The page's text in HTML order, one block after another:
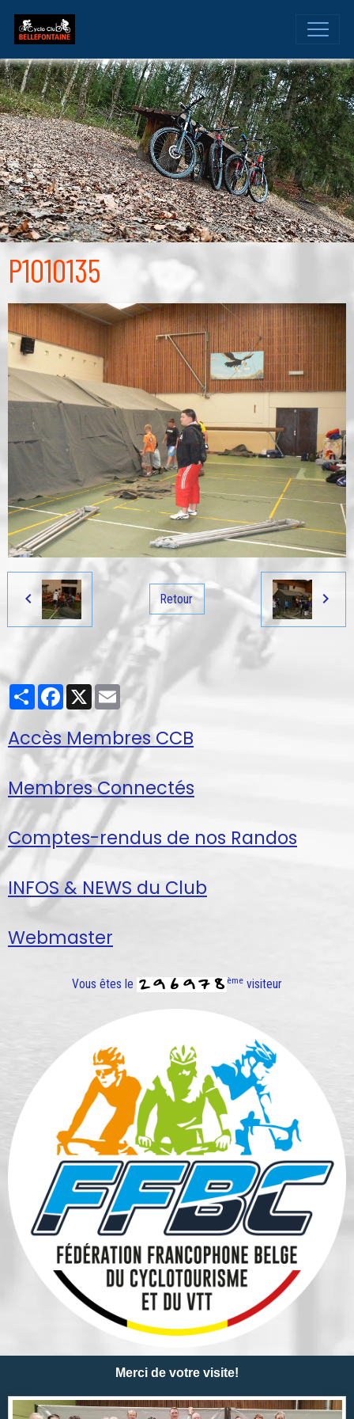
P1010135
Retour
PartagerFacebook
X Email
Accès Membres CCB
Membres Connectés
Comptes-rendus de nos Randos
INFOS & NEWS du Club
Webmaster
Vous êtes le ème visiteur
Merci de votre visite!